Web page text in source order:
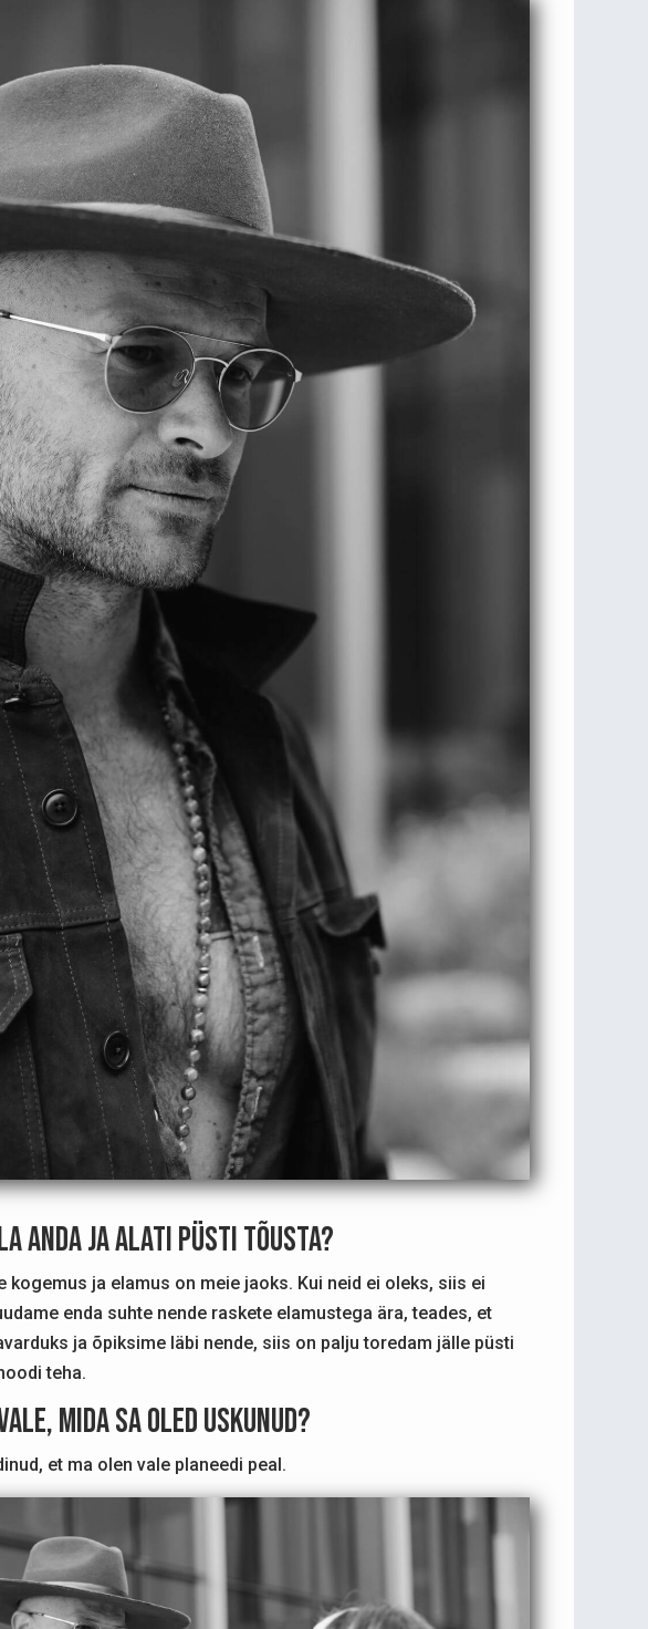
anda ja alati püsti tõusta?
kogemus ja elamus on meie jaoks. Kui neid ei oleks, siis ei
enda suhte nende raskete elamustega ära, teades, et
ja õpiksime läbi nende, siis on palju toredam jälle püsti
teha.
mida sa oled uskunud?
et ma olen vale planeedi peal.